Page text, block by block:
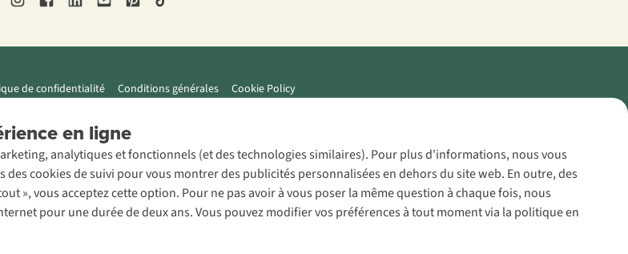
en ligne
analytiques et fonctionnels (et des technologies similaires). Pour plus d'informations, nous vous
cookies de suivi pour vous montrer des publicités personnalisées en dehors du site web. En outre, des
», vous acceptez cette option. Pour ne pas avoir à vous poser la même question à chaque fois, nous
pour une durée de deux ans. Vous pouvez modifier vos préférences à tout moment via la politique en
de confidentialité Conditions générales Cookie Policy